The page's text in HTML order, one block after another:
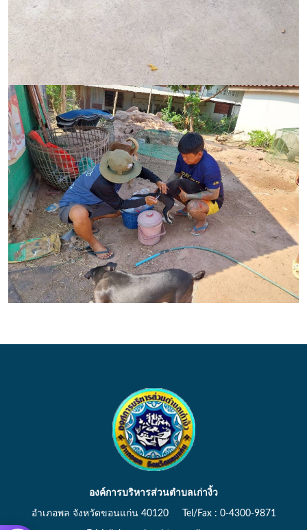
องค์การบริหารส่วนตำบลเก่างิ้ว
อำเภอพล จังหวัดขอนแก่น 40120 Tel/Fax : 0-4300-9871